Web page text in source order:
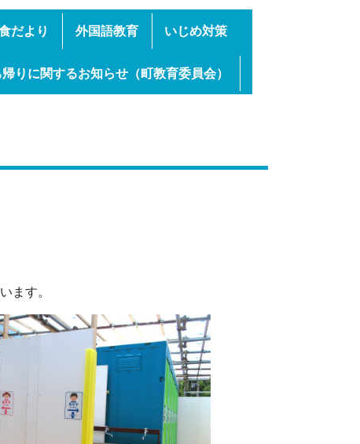
だより 外国語教育 いじめ対策
りに関するお知らせ（町教育委員会）
ます。